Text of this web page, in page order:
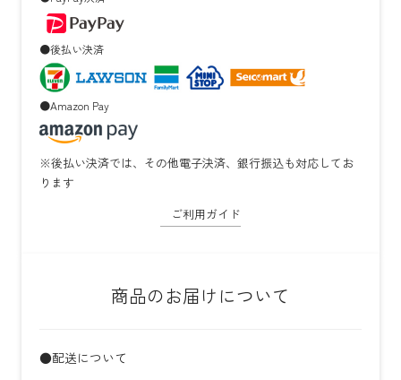
●後払い決済
●Amazon Pay
※後払い決済では、その他電子決済、銀行振込も対応してお
ります
ご利用ガイド
商品のお届けについて
●配送について